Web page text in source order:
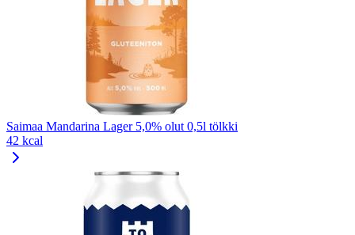
Saimaa Mandarina Lager 5,0% olut 0,5l tölkki
42 kcal